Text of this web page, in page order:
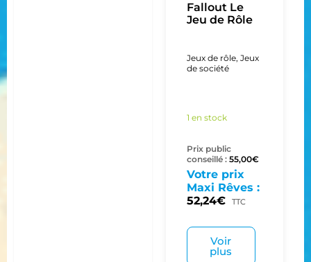
Fallout Le
Jeu de Rôle
Jeux de rôle, Jeux
de société
1 en stock
Prix public
conseillé : 55,00€
Votre prix
Maxi Rêves :
52,24€ TTC
Voir
plus